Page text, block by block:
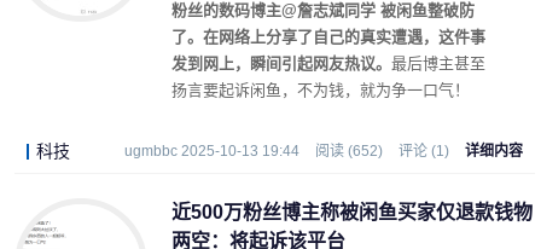
粉丝的数码博主@詹志斌同学 被闲鱼整破防
了。在网络上分享了自己的真实遭遇，这件事
发到网上，瞬间引起网友热议。 最后博主甚至
扬言要起诉闲鱼，不为钱，就为争一口气！
科技 ugmbbc 2025-10-13 19:44 阅读 (652) 评论 (1) 详细内容
近500万粉丝博主称被闲鱼买家仅退款钱物
两空：将起诉该平台